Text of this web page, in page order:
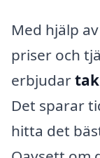
Med hjälp
priser och
erbjudar
Det sparar
hitta det